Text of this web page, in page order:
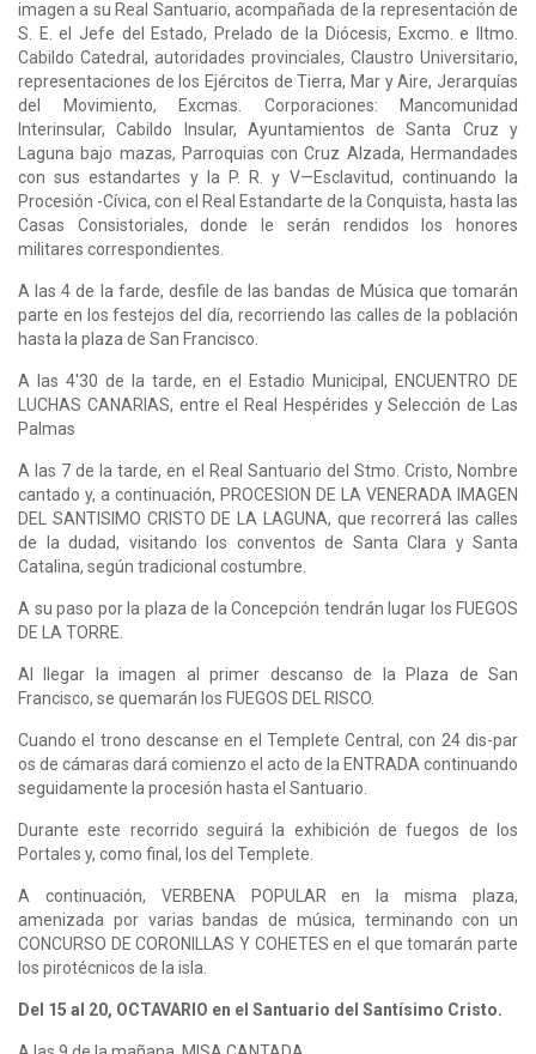
imagen a su Real Santuario, acompañada de la representación de
S. E. el Jefe del Estado, Prelado de la Diócesis, Excmo. e Iltmo.
Cabildo Catedral, autoridades provinciales, Claustro Universitario,
representaciones de los Ejércitos de Tierra, Mar y Aire, Jerarquías
del Movimiento, Excmas. Corporaciones: Mancomunidad
Interinsular, Cabildo Insular, Ayuntamientos de Santa Cruz y
Laguna bajo mazas, Parroquias con Cruz Alzada, Hermandades
con sus estandartes y la P. R. y V—Esclavitud, continuando la
Procesión -Cívica, con el Real Estandarte de la Conquista, hasta las
Casas Consistoriales, donde le serán rendidos los honores
militares correspondientes.
A las 4 de la farde, desfile de las bandas de Música que tomarán
parte en los festejos del día, recorriendo las calles de la población
hasta la plaza de San Francisco.
A las 4'30 de la tarde, en el Estadio Municipal, ENCUENTRO DE
LUCHAS CANARIAS, entre el Real Hespérides y Selección de Las
Palmas
A las 7 de la tarde, en el Real Santuario del Stmo. Cristo, Nombre
cantado y, a continuación, PROCESION DE LA VENERADA IMAGEN
DEL SANTISIMO CRISTO DE LA LAGUNA, que recorrerá las calles
de la dudad, visitando los conventos de Santa Clara y Santa
Catalina, según tradicional costumbre.
A su paso por la plaza de la Concepción tendrán lugar los FUEGOS
DE LA TORRE.
Al llegar la imagen al primer descanso de la Plaza de San
Francisco, se quemarán los FUEGOS DEL RISCO.
Cuando el trono descanse en el Templete Central, con 24 dis-par
os de cámaras dará comienzo el acto de la ENTRADA continuando
seguidamente la procesión hasta el Santuario.
Durante este recorrido seguirá la exhibición de fuegos de los
Portales y, como final, los del Templete.
A continuación, VERBENA POPULAR en la misma plaza,
amenizada por varias bandas de música, terminando con un
CONCURSO DE CORONILLAS Y COHETES en el que tomarán parte
los pirotécnicos de la isla.
Del 15 al 20, OCTAVARIO en el Santuario del Santísimo Cristo.